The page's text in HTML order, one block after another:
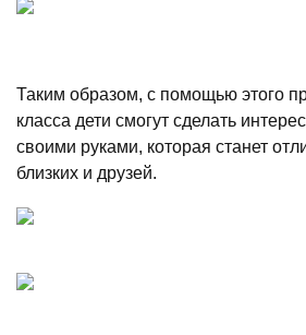
Таким образом, с помощью этого
класса дети смогут сделать
своими руками, которая станет
близких и друзей.